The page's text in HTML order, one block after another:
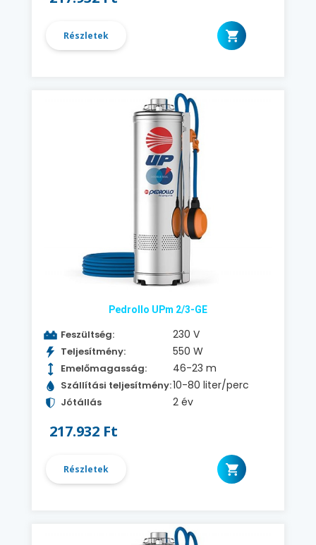
Részletek
Pedrollo UPm 2/3-GE
Feszültség: 230 V
Teljesítmény: 550 W
Emelőmagasság: 46-23 m
Szállítási teljesítmény:10-80 liter/perc
Jótállás 2 év
217.932 Ft
Részletek